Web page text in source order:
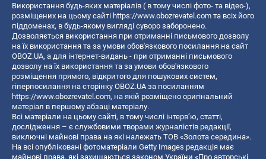
Використання будь-яких матеріалів ( в тому числі фото- та відео-),
розміщених на цьому сайті https://www.obozrevatel.com та всіх його
піддоменах, в будь-якому вигляді суворо заборонено.
Дозволяється використання при отриманні письмового дозволу
на їх використання та за умови обов'язкового посилання на сайт
OBOZ.UA, а для інтернет-видань - при отриманні письмового
дозволу на їх використання та за умови обов'язкового
розміщення прямого, відкритого для пошукових систем,
гіперпосилання на сторінку OBOZ.UA за посиланням
https://www.obozrevatel.com, на якій розміщено оригінальний
матеріал в першому абзаці матеріалу.
Всі матеріали на цьому сайті, в тому числі інтерв’ю, статті,
дослідження – є службовими творами журналістів редакції,
виключні майнові права на які належать ТОВ «Золота середина».
На всі опубліковані фотоматеріали Getty Images редакція має
майнові права, які захищаються законом України «Про авторські